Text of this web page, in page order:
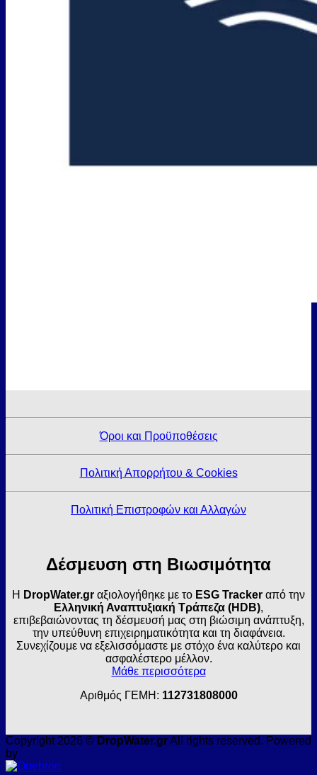
Όροι και Προϋποθέσεις
Πολιτική Απορρήτου & Cookies
Πολιτική Επιστροφών και Αλλαγών
Δέσμευση στη Βιωσιμότητα
Η DropWater.gr αξιολογήθηκε με το ESG Tracker από την
Ελληνική Αναπτυξιακή Τράπεζα (HDB),
επιβεβαιώνοντας τη δέσμευσή μας στη βιώσιμη ανάπτυξη,
την υπεύθυνη επιχειρηματικότητα και τη διαφάνεια.
Συνεχίζουμε να εξελισσόμαστε με στόχο ένα καλύτερο και
ασφαλέστερο μέλλον.
Μάθε περισσότερα
Αριθμός ΓΕΜΗ: 112731808000
Copyright 2026 © DropWater.grAll rights reserved. Powered
by